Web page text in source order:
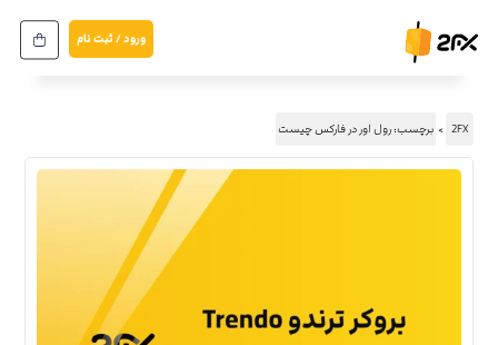
ورود / ثبت نام
2FX برچسب: رول اور در فارکس چیست